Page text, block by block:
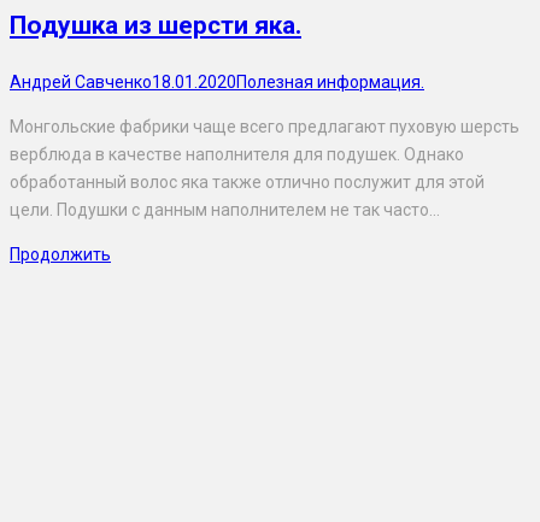
Подушка из шерсти яка.
Андрей Савченко18.01.2020Полезная информация.
Монгольские фабрики чаще всего предлагают пуховую шерсть
верблюда в качестве наполнителя для подушек. Однако
обработанный волос яка также отлично послужит для этой
цели. Подушки с данным наполнителем не так часто…
Продолжить